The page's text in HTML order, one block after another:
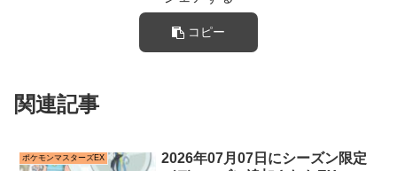
コピー
関連記事
ポケモンマスターズEX
2026年07月07日にシーズン限定